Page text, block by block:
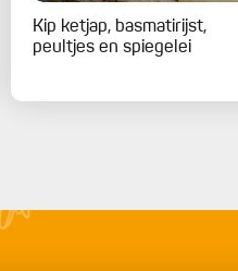
Kip ketjap, basmatirijst,
peultjes en spiegelei